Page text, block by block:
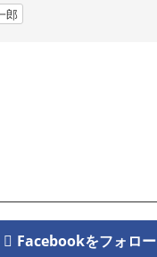
郎
Facebookをフォロー